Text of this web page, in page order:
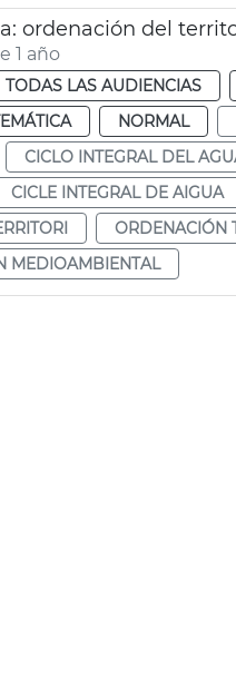
ordenación del
1 año
TODAS LAS AUDIENCIAS
NORMAL
CICLO INTEGRAL DEL
CICLE INTEGRAL DE AIGUA
ORDENACIÓN
MEDIOAMBIENTAL